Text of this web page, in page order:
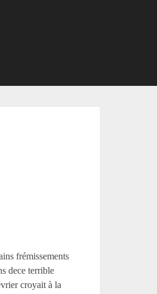
frémissements
dece terrible
croyait à la